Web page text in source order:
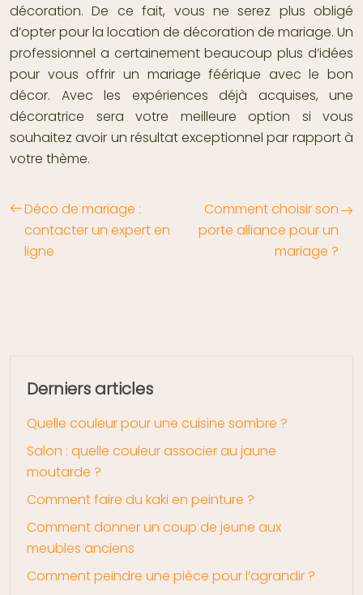
décoration. De ce fait, vous ne serez plus obligé
d’opter pour la location de décoration de mariage. Un
professionnel a certainement beaucoup plus d’idées
pour vous offrir un mariage féérique avec le bon
décor. Avec les expériences déjà acquises, une
décoratrice sera votre meilleure option si vous
souhaitez avoir un résultat exceptionnel par rapport à
votre thème.
Déco de mariage :
contacter un expert en
ligne
Comment choisir son
porte alliance pour un
mariage ?
Derniers articles
Quelle couleur pour une cuisine sombre ?
Salon : quelle couleur associer au jaune
moutarde ?
Comment faire du kaki en peinture ?
Comment donner un coup de jeune aux
meubles anciens
Comment peindre une pièce pour l’agrandir ?